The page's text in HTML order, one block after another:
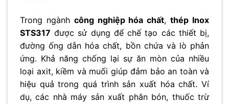
Trong ngành công nghiệp hóa chất,thép Inox
STS317 được sử dụng để chế tạo các thiết bị,
đường ống dẫn hóa chất, bồn chứa và lò phản
ứng. Khả năng chống lại sự ăn mòn của nhiều
loại axit, kiềm và muối giúp đảm bảo an toàn và
hiệu quả trong quá trình sản xuất hóa chất. Ví
dụ, các nhà máy sản xuất phân bón, thuốc trừ